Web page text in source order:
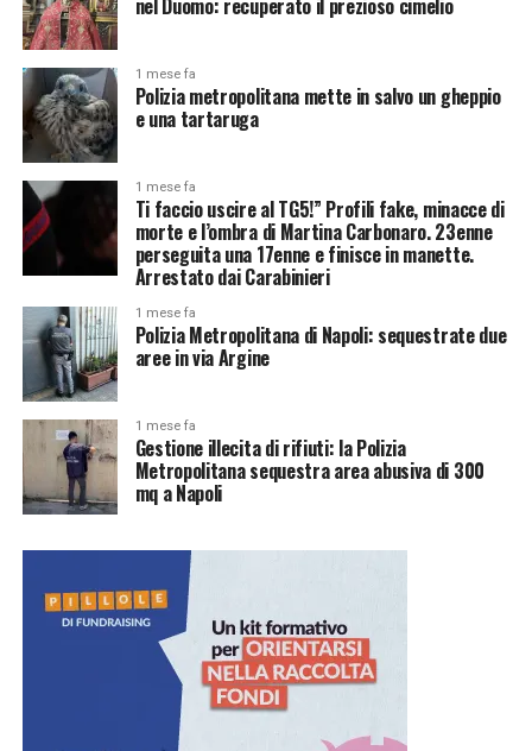
nel Duomo: recuperato il prezioso cimelio
1 mese fa
Polizia metropolitana mette in salvo un gheppio
e una tartaruga
1 mese fa
Ti faccio uscire al TG5!” Profili fake, minacce di
morte e l’ombra di Martina Carbonaro. 23enne
perseguita una 17enne e finisce in manette.
Arrestato dai Carabinieri
1 mese fa
Polizia Metropolitana di Napoli: sequestrate due
aree in via Argine
1 mese fa
Gestione illecita di rifiuti: la Polizia
Metropolitana sequestra area abusiva di 300
mq a Napoli